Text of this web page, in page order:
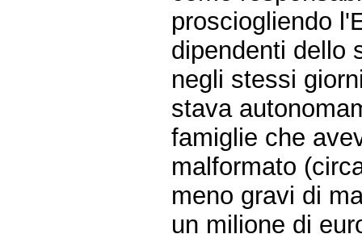
prosciogliendo
dipendenti dello
negli stessi
stava
famiglie che
malformato
meno gravi di
un milione di